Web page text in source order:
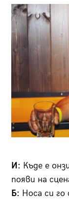
И: Къде е
появи на
Б: Носа си го